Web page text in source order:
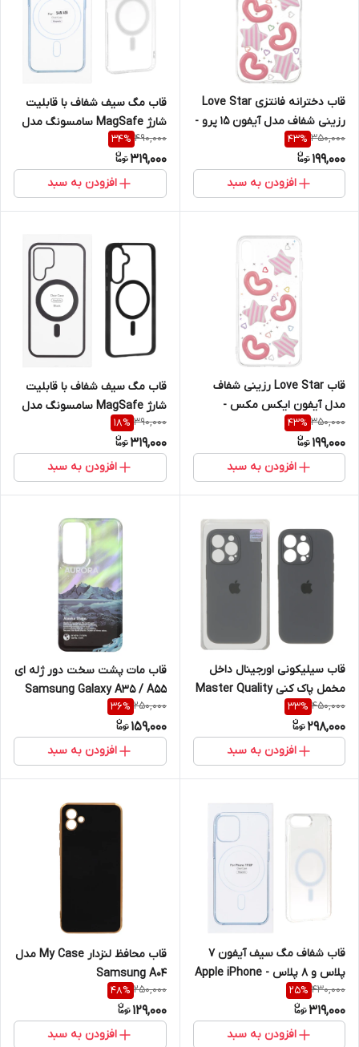
قاب دخترانه فانتزی Love Star
رزینی شفاف مدل آیفون 15 پرو -
Apple iPhone 15 Pro
350,000
43%
199,000
افزودن به سبد
قاب مگ سیف شفاف با قابلیت
شارژ MagSafe سامسونگ مدل
Samsung Galaxy A56 / A36
490,000
34%
319,000
افزودن به سبد
قاب Love Star رزینی شفاف
مدل آیفون ایکس مکس -
Apple iPhone X Max / iPhone
XS Max
350,000
43%
199,000
افزودن به سبد
قاب مگ سیف شفاف با قابلیت
شارژ MagSafe سامسونگ مدل
Samsung Galaxy S23 FE
390,000
18%
319,000
افزودن به سبد
قاب سیلیکونی اورجینال داخل
مخمل پاک کنی Master Quality
خاکستری
450,000
33%
298,000
افزودن به سبد
قاب مات پشت سخت دور ژله ای
Samsung Galaxy A35 / A55
250,000
36%
159,000
افزودن به سبد
قاب شفاف مگ سیف آیفون 7
پلاس و 8 پلاس - Apple iPhone
قابلیت شارژ MagSafe (پک دار)
430,000
25%
319,000
افزودن به سبد
قاب محافظ لنزدار My Case مدل
Samsung A04
250,000
48%
129,000
افزودن به سبد